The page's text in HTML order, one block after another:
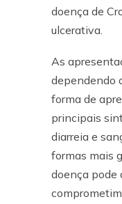
doença de
ulcerativa.
As
dependendo
forma de
principais
diarreia e
formas mais
doença pode